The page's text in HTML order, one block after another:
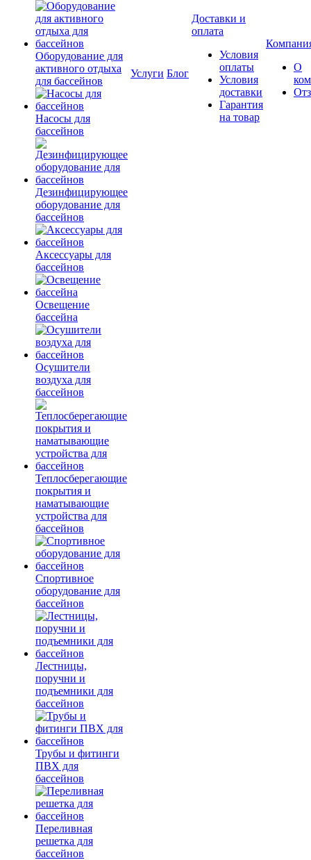
Оборудование для
активного отдыха
для бассейнов
Насосы для
бассейнов
Дезинфицирующее
оборудование для
бассейнов
Аксессуары для
бассейнов
Освещение
бассейна
Осушители
воздуха для
бассейнов
Теплосберегающие
покрытия и
наматывающие
устройства для
бассейнов
Спортивное
оборудование для
бассейнов
Лестницы,
поручни и
подъемники для
бассейнов
Трубы и фитинги
ПВХ для
бассейнов
Переливная
решетка для
бассейнов
Услуги Блог
Доставки и
оплата
Условия
оплаты
Условия
доставки
Гарантия
на товар
О